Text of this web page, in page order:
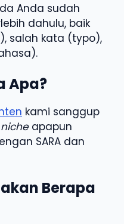
Anda sudah
dahulu, baik
salah kata (typo),
Apa?
kami sanggup
nicheapapun
SARA dan
Berapa